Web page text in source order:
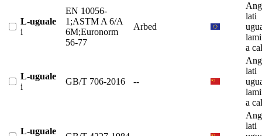
L-uguale
i
EN 10056-
1;ASTM A 6/A
6M;Euronorm
56-77
Arbed
lati
a
L-uguale
i
GB/T 706-2016 --
lati
a
L-uguale
lati